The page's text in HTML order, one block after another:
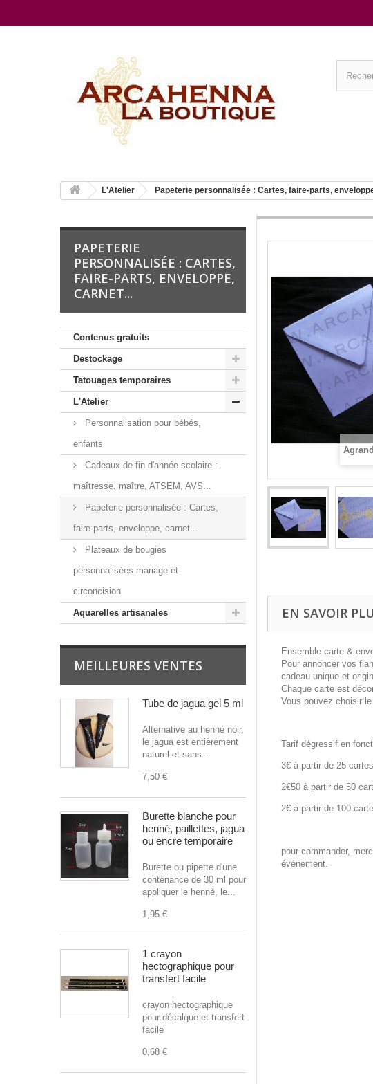
L'Atelier Papeterie personnalisée : Cartes, faire-parts,
PAPETERIE
PERSONNALISÉE : CARTES,
FAIRE-PARTS, ENVELOPPE,
CARNET...
Contenus gratuits
Destockage
Tatouages temporaires
L'Atelier
Personnalisation pour bébés,
enfants
Cadeaux de fin d'année scolaire :
maîtresse, maître, ATSEM, AVS...
Papeterie personnalisée : Cartes,
faire-parts, enveloppe, carnet...
Plateaux de bougies
personnalisées mariage et
circoncision
Aquarelles artisanales
MEILLEURES VENTES
Tube de jagua gel 5 ml
Alternative au henné noir,
le jagua est entièrement
naturel et sans...
7,50 €
Burette blanche pour
henné, paillettes, jagua
ou encre temporaire
Burette ou pipette d'une
contenance de 30 ml pour
appliquer le henné, le...
1,95 €
1 crayon
hectographique pour
transfert facile
crayon hectographique
pour décalque et transfert
facile
0,68 €
EN SAVOIR
Ensemble carte &
Pour annoncer vos
cadeau unique et
Chaque carte est
Vous pouvez choisir
Tarif dégressif en
3€ à partir de 25
2€50 à partir de 50
2€ à partir de 100
pour commander,
événement.